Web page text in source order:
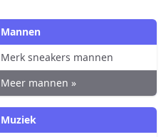
Mannen
Merk sneakers mannen
Meer mannen »
Muziek